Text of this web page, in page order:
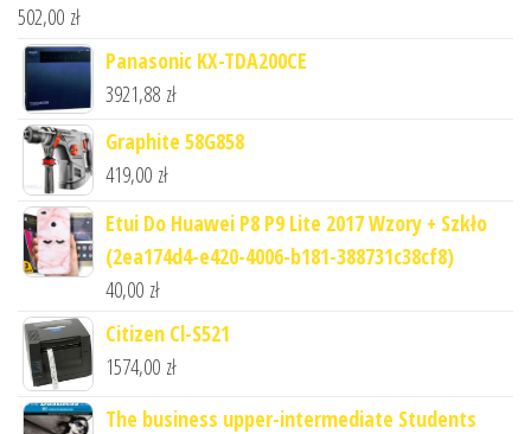
502,00 zł
Panasonic KX-TDA200CE
3921,88 zł
Graphite 58G858
419,00 zł
Etui Do Huawei P8 P9 Lite 2017 Wzory + Szkło
(2ea174d4-e420-4006-b181-388731c38cf8)
40,00 zł
Citizen Cl-S521
1574,00 zł
The business upper-intermediate Students